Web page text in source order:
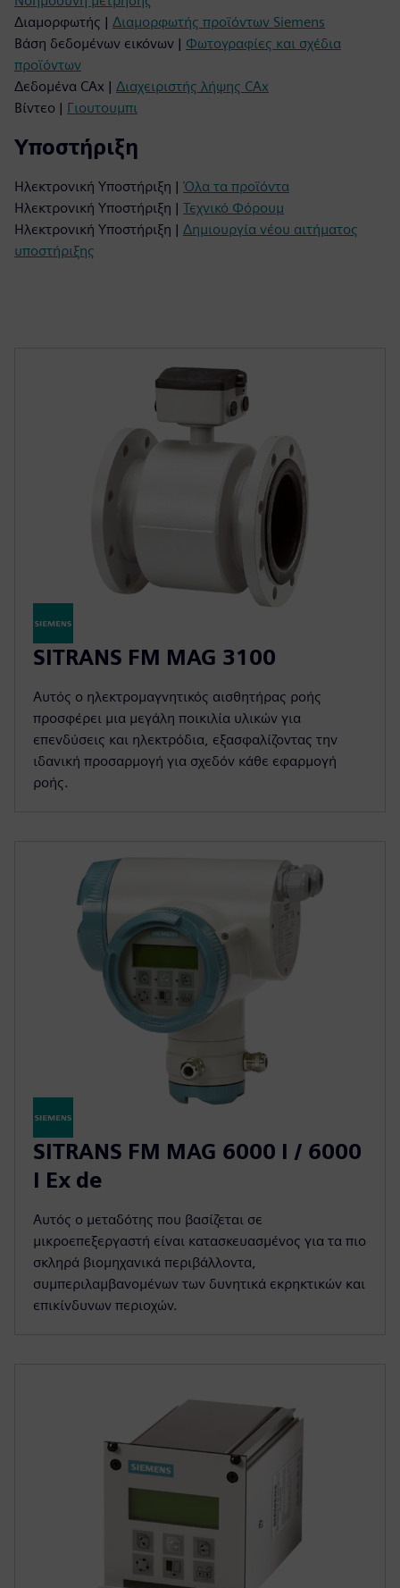
Διαμορφωτής | Διαμορφωτής προϊόντων Siemens
Βάση δεδομένων εικόνων | Φωτογραφίες και σχέδια
προϊόντων
Δεδομένα CAx | Διαχειριστής λήψης CAx
Βίντεο | Γιουτουμπι
Υποστήριξη
Ηλεκτρονική Υποστήριξη | Όλα τα προϊόντα
Ηλεκτρονική Υποστήριξη | Τεχνικό Φόρουμ
Ηλεκτρονική Υποστήριξη | Δημιουργία νέου αιτήματος
υποστήριξης
SITRANS FM MAG 3100
Αυτός ο ηλεκτρομαγνητικός αισθητήρας ροής
προσφέρει μια μεγάλη ποικιλία υλικών για
επενδύσεις και ηλεκτρόδια, εξασφαλίζοντας την
ιδανική προσαρμογή για σχεδόν κάθε εφαρμογή
ροής.
SITRANS FM MAG 6000 I / 6000
I Ex de
Αυτός ο μεταδότης που βασίζεται σε
μικροεπεξεργαστή είναι κατασκευασμένος για τα πιο
σκληρά βιομηχανικά περιβάλλοντα,
συμπεριλαμβανομένων των δυνητικά εκρηκτικών και
επικίνδυνων περιοχών.